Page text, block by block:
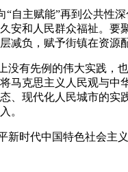
“自主赋能”再到公共性
安和人民群众福祉。
减负，赋予街镇在资源
没有先例的伟大实践，
马克思主义人民观与
、现代化人民城市的
。
新时代中国特色社会主